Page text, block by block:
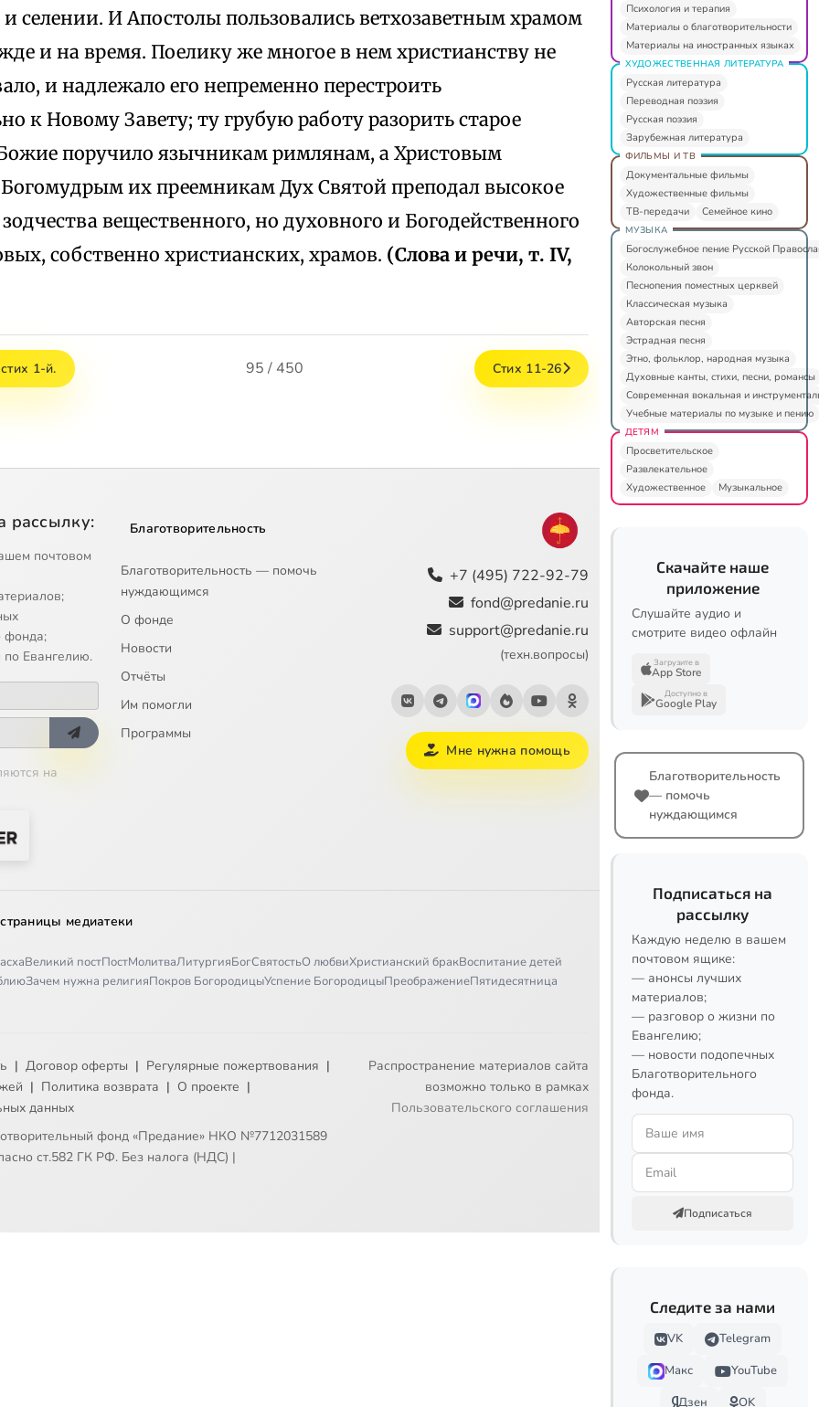
и селении. И Апостолы пользовались ветхозаветным храмом
и на время. Поелику же многое в нем христианству не
и надлежало его непременно перестроить
к Новому Завету; ту грубую работу разорить старое
поручило язычникам римлянам, а Христовым
их преемникам Дух Святой преподал высокое
вещественного, но духовного и Богодейственного
собственно христианских, храмов. (Слова и речи, т. IV,
1-й. 95 / 450 Стих 11-26
рассылку:
почтовом
фонда;
Евангелию.
на
Благотворительность
Благотворительность — помочь
нуждающимся
О фонде
Новости
Отчёты
Им помогли
Программы
+7 (495) 722-92-79
fond@predanie.ru
support@predanie.ru
(техн.вопросы)
Мне нужна помощь
медиатеки
Великий постПостМолитваЛитургияБогСвятостьО любвиХристианский бракВоспитание детей
Зачем нужна религияПокров БогородицыУспение БогородицыПреображениеПятидесятница
| Договор оферты | Регулярные пожертвования |
| Политика возврата | О проекте |
данных
фонд «Предание» НКО №7712031589
ст.582 ГК РФ. Без налога (НДС) |
Распространение материалов сайта
возможно только в рамках
Пользовательского соглашения
Психология и терапия
Материалы о благотворительности
Материалы на иностранных языках
ХУДОЖЕСТВЕННАЯ ЛИТЕРАТУРА
Русская литература
Переводная поэзия
Русская поэзия
Зарубежная литература
ФИЛЬМЫ И ТВ
Документальные фильмы
Художественные фильмы
ТВ-передачи
Семейное кино
МУЗЫКА
Богослужебное пение Русской
Колокольный звон
Песнопения поместных церквей
Классическая музыка
Авторская песня
Эстрадная песня
Этно, фольклор, народная музыка
Духовные канты, стихи, песни, романсы
Современная вокальная и
Учебные материалы по музыке и пению
ДЕТЯМ
Просветительское
Развлекательное
Художественное
Музыкальное
Скачайте наше
приложение
Слушайте аудио и
смотрите видео офлайн
Загрузите в
App Store
Доступно в
Google Play
Благотворительность
— помочь
нуждающимся
Подписаться на
рассылку
Каждую неделю в вашем
почтовом ящике:
— анонсы лучших
материалов;
— разговор о жизни по
Евангелию;
— новости подопечных
Благотворительного
фонда.
Подписаться
Следите за нами
VK
Telegram
Макс
YouTube
Дзен
OK